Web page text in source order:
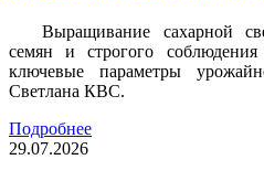
Выращивание сахарной
семян и строгого соблюдения
ключевые параметры
Светлана КВС.
Подробнее
29.07.2026